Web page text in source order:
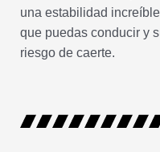
una estabilidad
que puedas conducir y
riesgo de caerte.